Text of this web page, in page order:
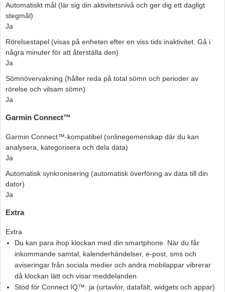
Automatiskt mål (lär sig din aktivitetsnivå och ger dig ett dagligt
stegmål)
Ja
Rörelsestapel (visas på enheten efter en viss tids inaktivitet. Gå i
några minuter för att återställa den)
Ja
Sömnövervakning (håller reda på total sömn och perioder av
rörelse och vilsam sömn)
Ja
Garmin Connect™
Garmin Connect™-kompatibel (onlinegemenskap där du kan
analysera, kategorisera och dela data)
Ja
Automatisk synkronisering (automatisk överföring av data till din
dator)
Ja
Extra
Extra
Du kan para ihop klockan med din smartphone. När du får
inkommande samtal, kalenderhändelser, e-post, sms och
aviseringar från sociala medier och andra mobilappar vibrerar
då klockan lätt och visar meddelanden
Stöd för Connect IQ™: ja (urtavlor, datafält, widgets och appar)